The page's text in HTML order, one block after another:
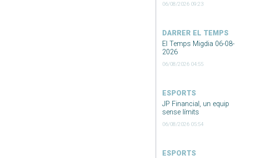
06/08/2026 09:23
DARRER EL TEMPS
El Temps Migdia 06-08-
2026
06/08/2026 04:55
ESPORTS
JP Financial, un equip
sense límits
06/08/2026 05:54
ESPORTS